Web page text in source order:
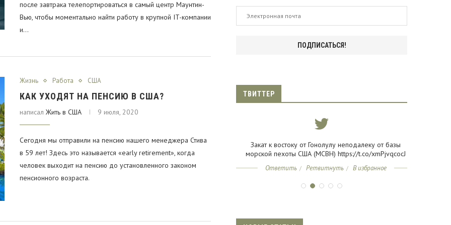
после завтрака телепортироваться в самый центр Маунтин-
Вью, чтобы моментально найти работу в крупной IT-компании
и…
Жизнь Работа США
КАК УХОДЯТ НА ПЕНСИЮ В США?
написал Жить в США 9 июля, 2020
Сегодня мы отправили на пенсию нашего менеджера Стива
в 59 лет! Здесь это называется «early retirement», когда
человек выходит на пенсию до установленного законом
пенсионного возраста.
ТВИТТЕР
рекорд по
за всю историю
t.co/VUDzhfwaUs
В избранное
Я был на Haiku Stairs! Aaaaaaa!
#haikustairs
#stairwaytoheaven https://t.co/WFfx9sJjPg
Ответить Ретвитнуть В избранное
Закат к востоку от Гонолулу неподалеку от базы
морской пехоты США (MCBH) https://t.co/xmPjvqcocJ
Ответить Ретвитнуть В избранное